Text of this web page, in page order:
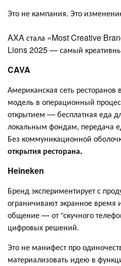
Это не кампания. Это
AXA стала «Most Creative
Lions 2025 — самый
CAVA
Американская сеть ресторанов
модель в операционный
открытием — бесплатная еда
локальным фондам, передача
Без коммуникационной
открытия ресторана.
Heineken
Бренд экспериментирует с
ограничивают экранное время
общение — от “скучного
цифровых решений.
Это не манифест про
материализовать идею в